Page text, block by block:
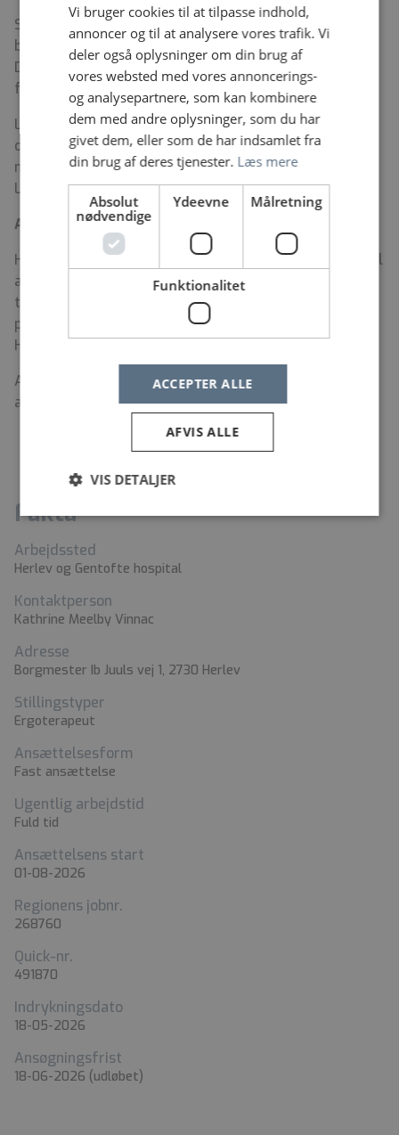
Stillingen er en fast stilling på 37 timer ugentligt til
besættelse pr. 01.08.26 eller snarest muligt derefter.
Du bliver ansat på Herlev og Gentofte Hospital og vil
fortrinsvist arbejde på Herlev matriklen.
Løn- og ansættelsesvilkår følger gældende
overenskomst for ikke-ledende personale indgået
mellem Ergoterapeutforeningen og Regionernes
Lønnings- og Takstnævn.
Ansøgningsprocedure
Hvis du vil vide mere om stillingen, er du velkommen til
at kontakte Overterapeut Kathrine Meelby Vinnac på
telefon 21 25 35 47 eller Chefterapeut Rikke Sigvardt
på telefon
Læs mere om afdelingen på
Herlevhospital.dk.
Ansøgningsfristen er den 18.06. Vi forventer at
afholde ansættelsessamtaler i uge 26.
Fakta
Arbejdssted
Herlev og Gentofte hospital
Kontaktperson
Kathrine Meelby Vinnac
Adresse
Borgmester Ib Juuls vej 1, 2730 Herlev
Stillingstyper
Ergoterapeut
Ansættelsesform
Fast ansættelse
Ugentlig arbejdstid
Fuld tid
Ansættelsens start
01-08-2026
Regionens jobnr.
268760
Quick-nr.
491870
Indrykningsdato
18-05-2026
Ansøgningsfrist
18-06-2026 (udløbet)
Vi bruger cookies til at tilpasse indhold,
annoncer og til at analysere vores trafik. Vi
deler også oplysninger om din brug af
vores websted med vores annoncerings-
og analysepartnere, som kan kombinere
dem med andre oplysninger, som du har
givet dem, eller som de har indsamlet fra
din brug af deres tjenester. Læs mere
Absolut
nødvendige
Ydeevne Målretning
Funktionalitet
ACCEPTER ALLE
AFVIS ALLE
VIS DETALJER